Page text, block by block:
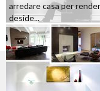
arredare casa per
deside...
©2026 -